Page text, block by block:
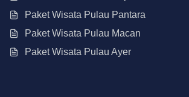
Paket Wisata Pulau Pantara
Paket Wisata Pulau Macan
Paket Wisata Pulau Ayer